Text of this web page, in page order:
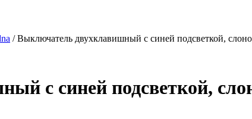
/ Выключатель двухклавишный с синей подсветкой,
с синей подсветкой,